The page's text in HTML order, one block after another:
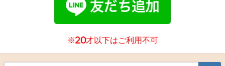
※20才以下はご利用不可